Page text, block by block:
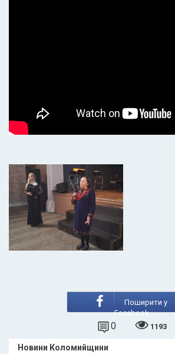
Поширити у
Facebook
0 1193
Новини Коломийщини